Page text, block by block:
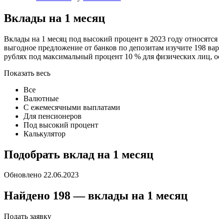
Вклады на 1 месяц
Вклады на 1 месяц под высокий процент в 2023 году
выгодное предложение от банков по депозитам изучите 198
рублях под максимальный процент 10 % для физических лиц,
Показать весь
Все
Валютные
С ежемесячными выплатами
Для пенсионеров
Под высокий процент
Калькулятор
Подобрать вклад на 1 месяц
Обновлено 22.06.2023
Найдено 198 — вклады на 1 месяц
Подать заявку